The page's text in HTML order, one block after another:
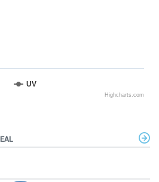
UV
Highcharts.com